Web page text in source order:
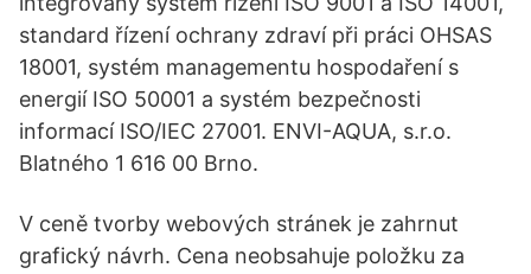
standard řízení ochrany zdraví při práci OHSAS
18001, systém managementu hospodaření s
energií ISO 50001 a systém bezpečnosti
informací ISO/IEC 27001. ENVI-AQUA, s.r.o.
Blatného 1 616 00 Brno.
V ceně tvorby webových stránek je zahrnut
grafický návrh. Cena neobsahuje položku za